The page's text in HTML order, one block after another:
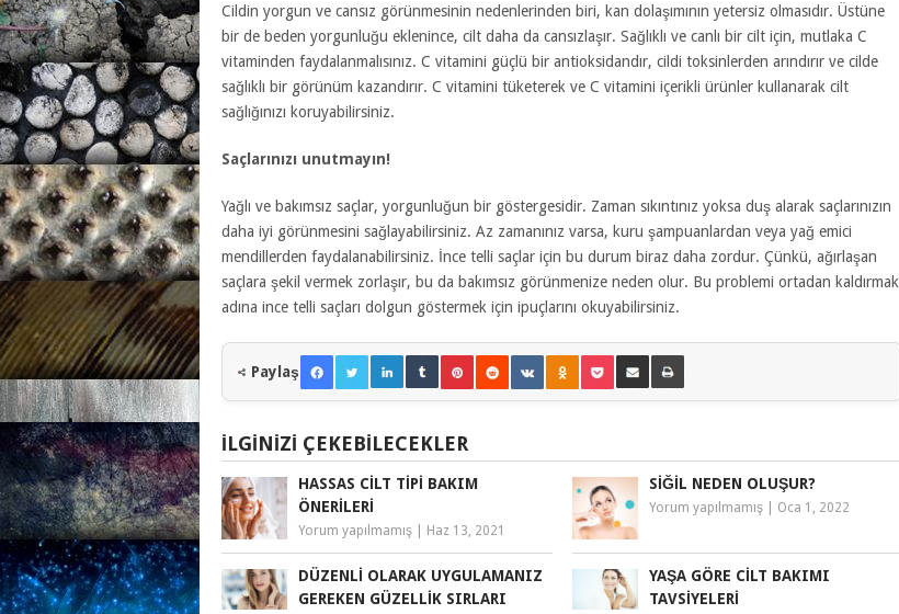
Cildin yorgun ve cansız görünmesinin nedenlerinden biri, kan dolaşımının yetersiz olmasıdır. Üstüne
bir de beden yorgunluğu eklenince, cilt daha da cansızlaşır. Sağlıklı ve canlı bir cilt için, mutlaka C
vitaminden faydalanmalısınız. C vitamini güçlü bir antioksidandır, cildi toksinlerden arındırır ve cilde
sağlıklı bir görünüm kazandırır. C vitamini tüketerek ve C vitamini içerikli ürünler kullanarak cilt
sağlığınızı koruyabilirsiniz.
Saçlarınızı unutmayın!
Yağlı ve bakımsız saçlar, yorgunluğun bir göstergesidir. Zaman sıkıntınız yoksa duş alarak saçlarınızın
daha iyi görünmesini sağlayabilirsiniz. Az zamanınız varsa, kuru şampuanlardan veya yağ emici
mendillerden faydalanabilirsiniz. İnce telli saçlar için bu durum biraz daha zordur. Çünkü, ağırlaşan
saçlara şekil vermek zorlaşır, bu da bakımsız görünmenize neden olur. Bu problemi ortadan kaldırmak
adına ince telli saçları dolgun göstermek için ipuçlarını okuyabilirsiniz.
Paylaş
İLGINIZI ÇEKEBILECEKLER
HASSAS CILT TIPI BAKIM
ÖNERILERI
Yorum yapılmamış Haz 13, 2021
SIĞIL NEDEN OLUŞUR?
Yorum yapılmamış Oca 1, 2022
DÜZENLI OLARAK UYGULAMANIZ
GEREKEN GÜZELLIK SIRLARI
YAŞA GÖRE CILT BAKIMI
TAVSIYELERI